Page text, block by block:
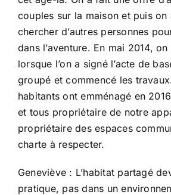
couples sur la maison et puis on
chercher d’autres personnes
dans l’aventure. En mai 2014,
lorsque l’on a signé l’acte de
groupé et commencé les
habitants ont emménagé en
et tous propriétaire de notre
propriétaire des espaces
charte à respecter.
Geneviève : L’habitat partagé
pratique, pas dans un